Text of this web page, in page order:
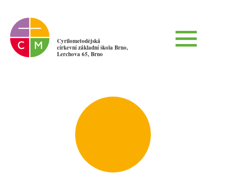
Cyrilometodějská
církevní základní škola Brno,
Lerchova 65, Brno